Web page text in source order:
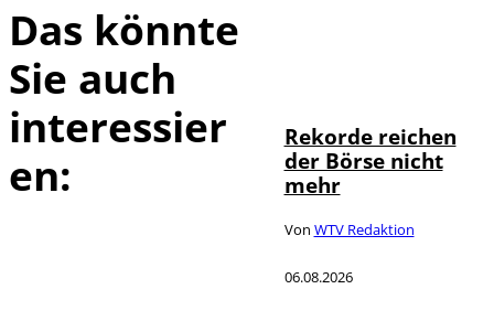
Das könnte
Sie auch
interessier
en:
Rekorde reichen
der Börse nicht
mehr
Von WTV Redaktion
06.08.2026